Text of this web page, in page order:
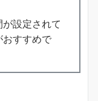
設定されて
おすすめで